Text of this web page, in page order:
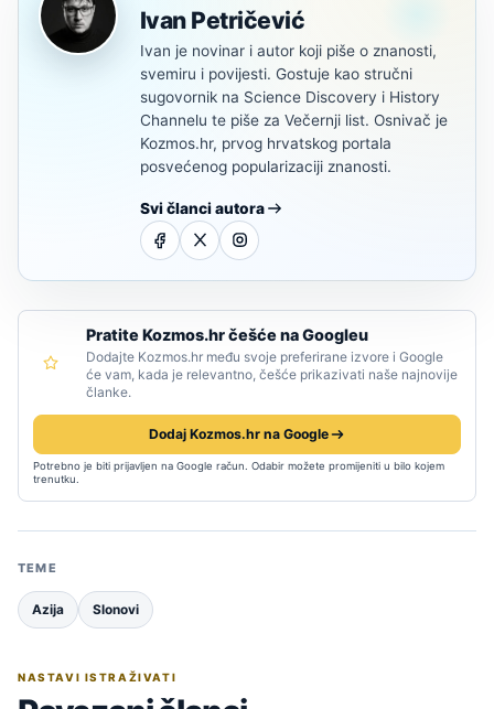
Ivan Petričević
Ivan je novinar i autor koji piše o znanosti,
svemiru i povijesti. Gostuje kao stručni
sugovornik na Science Discovery i History
Channelu te piše za Večernji list. Osnivač je
Kozmos.hr, prvog hrvatskog portala
posvećenog popularizaciji znanosti.
Svi članci autora
Pratite Kozmos.hr češće na Googleu
Dodajte Kozmos.hr među svoje preferirane izvore i Google
će vam, kada je relevantno, češće prikazivati naše najnovije
članke.
Dodaj Kozmos.hr na Google
Potrebno je biti prijavljen na Google račun. Odabir možete promijeniti u bilo kojem
trenutku.
TEME
Azija Slonovi
NASTAVI ISTRAŽIVATI